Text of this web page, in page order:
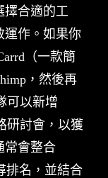
擇合適的工
運作。如果你
（一款簡
，然後再
可以新增
研討會，以獲
常會整合
排名，並結合